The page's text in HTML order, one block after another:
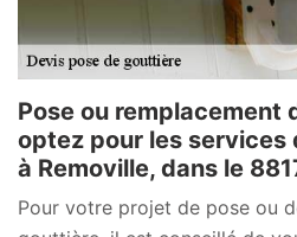
Pose ou remplacement
optez pour les services
à Removille, dans le
Pour votre projet de pose ou